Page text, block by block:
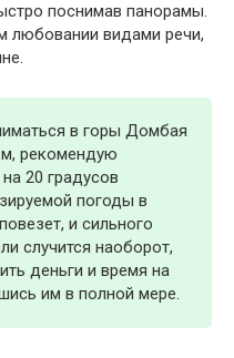
поснимав панорамы.
любовании видами речи,
в горы Домбая
рекомендую
20 градусов
погоды в
и сильного
случится наоборот,
деньги и время на
им в полной мере.